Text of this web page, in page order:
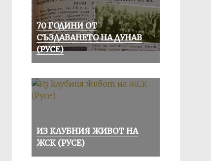
70 ГОДИНИ ОТ
СЪЗДАВАНЕТО НА ДУНАВ
(РУСЕ)
ИЗ КЛУБНИЯ ЖИВОТ НА
ЖСК (РУСЕ)